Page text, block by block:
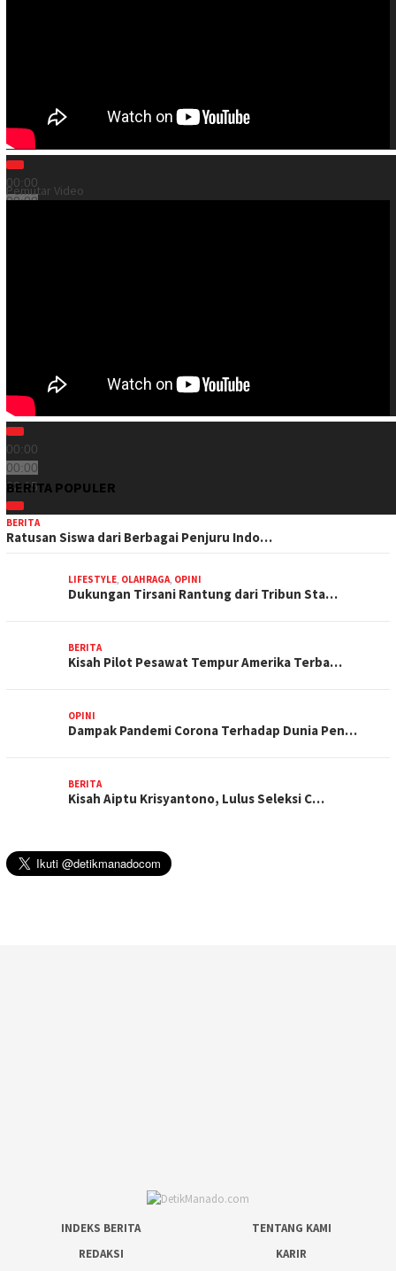
00:00
00:00
Pemutar Video
00:00
00:00
02:15
BERITA POPULER
BERITA
Ratusan Siswa dari Berbagai Penjuru Indo…
LIFESTYLE OLAHRAGA OPINI
Dukungan Tirsani Rantung dari Tribun Sta…
BERITA
Kisah Pilot Pesawat Tempur Amerika Terba…
OPINI
Dampak Pandemi Corona Terhadap Dunia Pen…
BERITA
Kisah Aiptu Krisyantono, Lulus Seleksi C…
INDEKS BERITA
TENTANG KAMI
REDAKSI
KARIR